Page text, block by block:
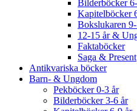
Bilderböcker
Kapitelböcker
Bokslukaren
12-15 år &
Faktaböcker
Saga & Present
Antikvariska böcker
Barn- & Ungdom
Pekböcker 0-3 år
Bilderböcker 3-6 år